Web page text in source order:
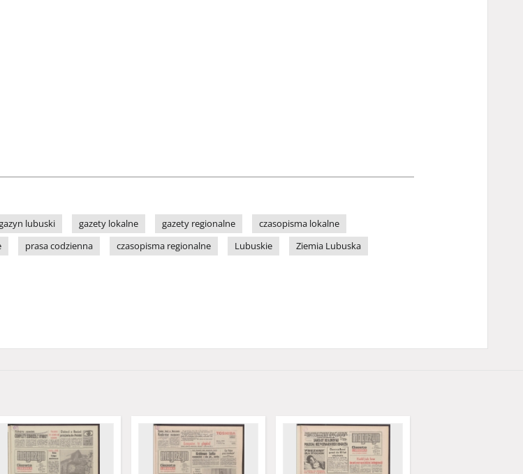
lubuski gazety lokalne gazety regionalne
czasopisma lokalne
prasa codzienna czasopisma regionalne Lubuskie Ziemia Lubuska